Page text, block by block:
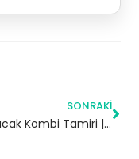
SONRAKI
Derebucak Kombi Tamiri | Konya